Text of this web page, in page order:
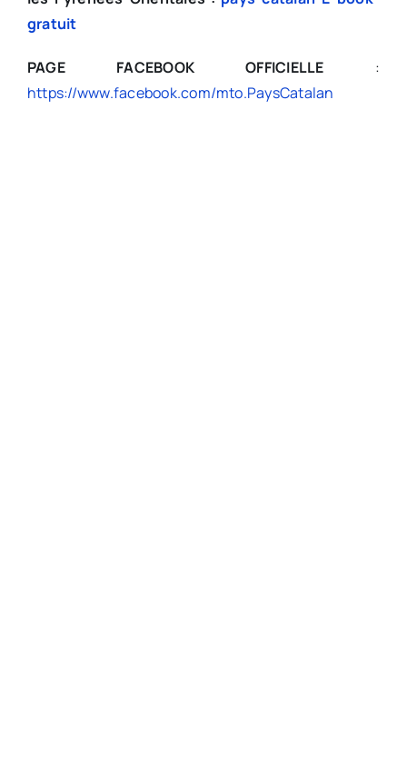
gratuit
PAGE FACEBOOK OFFICIELLE :
https://www.facebook.com/mto.PaysCatalan